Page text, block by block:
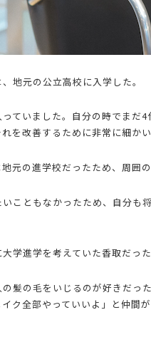
地元の公立高校に入学した。
っていました。自分の時でま
を改善するために非常に細か
元の進学校だったため、周囲
いこともなかったため、自分
学進学を考えていた香取だっ
の髪の毛をいじるのが好きだ
ク全部やっていいよ」と仲間